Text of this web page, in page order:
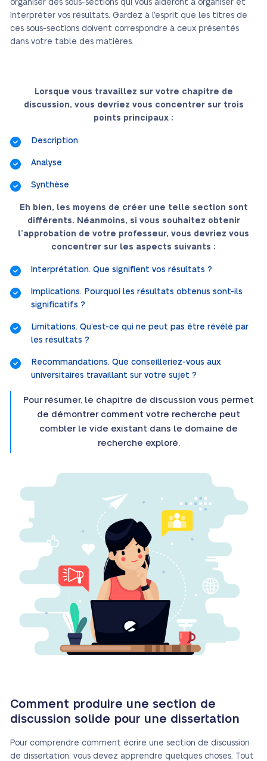
organiser des sous-sections qui vous aideront à organiser et
interpréter vos résultats. Gardez à l’esprit que les titres de
ces sous-sections doivent correspondre à ceux présentés
dans votre table des matières.
Lorsque vous travaillez sur votre chapitre de
discussion, vous devriez vous concentrer sur trois
points principaux :
Description
Analyse
Synthèse
Eh bien, les moyens de créer une telle section sont
différents. Néanmoins, si vous souhaitez obtenir
l’approbation de votre professeur, vous devriez vous
concentrer sur les aspects suivants :
Interprétation. Que signifient vos résultats ?
Implications. Pourquoi les résultats obtenus sont-ils
significatifs ?
Limitations. Qu’est-ce qui ne peut pas être révélé par
les résultats ?
Recommandations. Que conseilleriez-vous aux
universitaires travaillant sur votre sujet ?
Pour résumer, le chapitre de discussion vous permet
de démontrer comment votre recherche peut
combler le vide existant dans le domaine de
recherche exploré.
Comment produire une section de
discussion solide pour une dissertation
Pour comprendre comment écrire une section de discussion
de dissertation, vous devez apprendre quelques choses. Tout